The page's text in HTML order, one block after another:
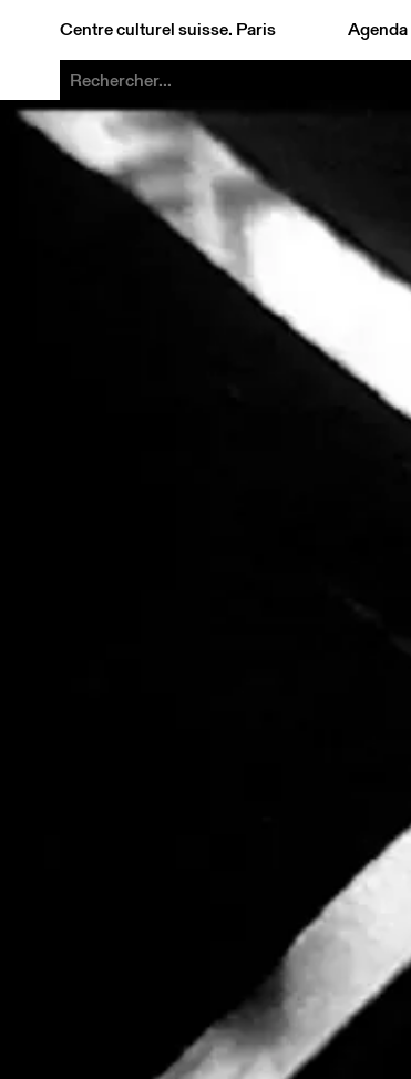
Centre culturel suisse. Paris Agenda